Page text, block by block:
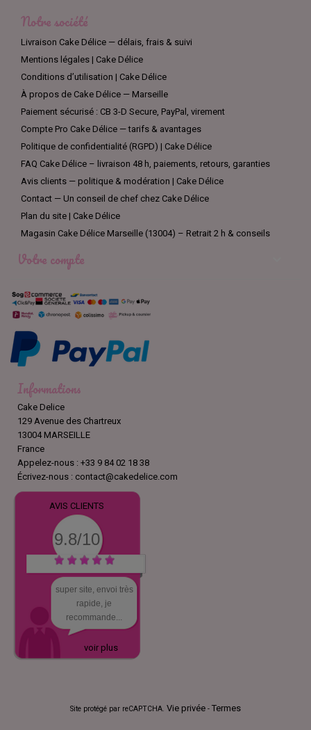
Notre société
Livraison Cake Délice — délais, frais & suivi
Mentions légales | Cake Délice
Conditions d’utilisation | Cake Délice
À propos de Cake Délice — Marseille
Paiement sécurisé : CB 3-D Secure, PayPal, virement
Compte Pro Cake Délice — tarifs & avantages
Politique de confidentialité (RGPD) | Cake Délice
FAQ Cake Délice – livraison 48 h, paiements, retours, garanties
Avis clients — politique & modération | Cake Délice
Contact — Un conseil de chef chez Cake Délice
Plan du site | Cake Délice
Magasin Cake Délice Marseille (13004) – Retrait 2 h & conseils
Votre compte
Informations
Cake Delice
129 Avenue des Chartreux
13004 MARSEILLE
France
Appelez-nous : +33 9 84 02 18 38
Écrivez-nous : contact@cakedelice.com
AVIS CLIENTS
9.8/10
super site, envoi très
rapide, je
recommande...
voir plus
Site protégé par reCAPTCHA. Vie privée - Termes